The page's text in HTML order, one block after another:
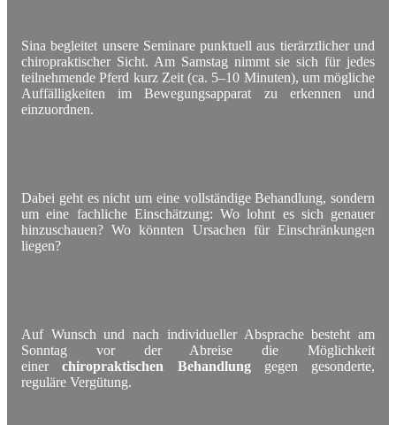
Sina begleitet unsere Seminare punktuell aus tierärztlicher und
chiropraktischer Sicht. Am Samstag nimmt sie sich für jedes
teilnehmende Pferd kurz Zeit (ca. 5–10 Minuten), um mögliche
Auffälligkeiten im Bewegungsapparat zu erkennen und
einzuordnen.
Dabei geht es nicht um eine vollständige Behandlung, sondern
um eine fachliche Einschätzung: Wo lohnt es sich genauer
hinzuschauen? Wo könnten Ursachen für Einschränkungen
liegen?
Auf Wunsch und nach individueller Absprache besteht am
Sonntag vor der Abreise die Möglichkeit
einerchiropraktischen Behandlunggegen gesonderte,
reguläre Vergütung.